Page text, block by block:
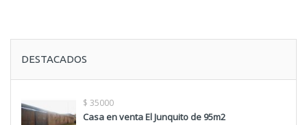
DESTACADOS
$ 35000
Casa en venta El Junquito de 95m2